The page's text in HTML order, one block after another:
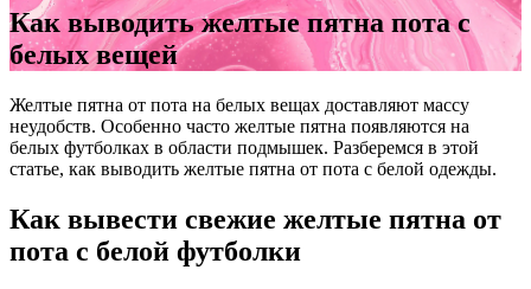
Как выводить желтые пятна пота с
белых вещей
Желтые пятна от пота на белых вещах доставляют массу
неудобств. Особенно часто желтые пятна появляются на
белых футболках в области подмышек. Разберемся в этой
статье, как выводить желтые пятна от пота с белой одежды.
Как вывести свежие желтые пятна от
пота с белой футболки